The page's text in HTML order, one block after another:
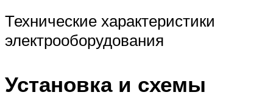
Технические характеристики
электрооборудования
Установка и схемы